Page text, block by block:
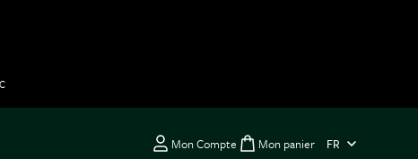
Mon Compte Toggle minicart,
Mon panier FR